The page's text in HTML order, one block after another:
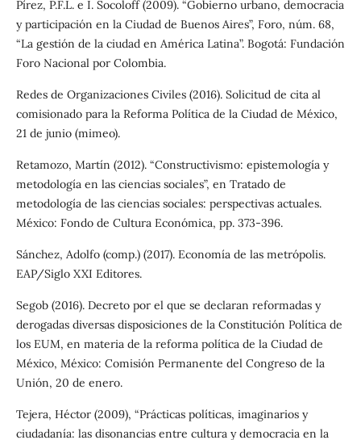
Pírez, P.F.L. e I. Socoloff (2009). “Gobierno urbano, democracia
y participación en la Ciudad de Buenos Aires”, Foro, núm. 68,
“La gestión de la ciudad en América Latina”. Bogotá: Fundación
Foro Nacional por Colombia.
Redes de Organizaciones Civiles (2016). Solicitud de cita al
comisionado para la Reforma Política de la Ciudad de México,
21 de junio (mimeo).
Retamozo, Martín (2012). “Constructivismo: epistemología y
metodología en las ciencias sociales”, en Tratado de
metodología de las ciencias sociales: perspectivas actuales.
México: Fondo de Cultura Económica, pp. 373-396.
Sánchez, Adolfo (comp.) (2017). Economía de las metrópolis.
EAP/Siglo XXI Editores.
Segob (2016). Decreto por el que se declaran reformadas y
derogadas diversas disposiciones de la Constitución Política de
los EUM, en materia de la reforma política de la Ciudad de
México, México: Comisión Permanente del Congreso de la
Unión, 20 de enero.
Tejera, Héctor (2009), “Prácticas políticas, imaginarios y
ciudadanía: las disonancias entre cultura y democracia en la